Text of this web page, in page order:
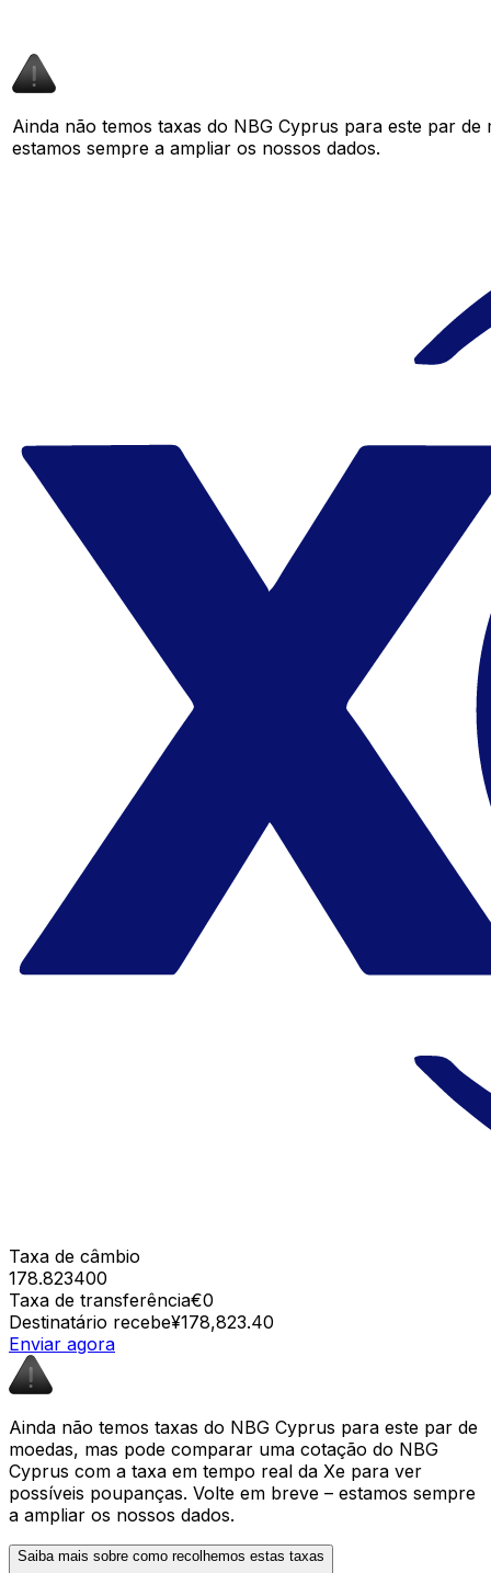
Ainda não temos taxas do NBG Cyprus para este par
estamos sempre a ampliar os nossos dados.
Taxa de câmbio
178.823400
Taxa de transferência€0
Destinatário recebe¥178,823.40
Enviar agora
Ainda não temos taxas do NBG Cyprus para este par de
moedas, mas pode comparar uma cotação do NBG
Cyprus com a taxa em tempo real da Xe para ver
possíveis poupanças. Volte em breve – estamos sempre
a ampliar os nossos dados.
Saiba mais sobre como recolhemos estas taxas